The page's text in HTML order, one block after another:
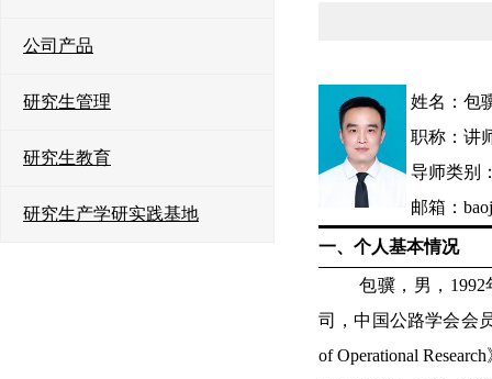
公司产品
研究生管理
研究生教育
研究生产学研实践基地
姓名： 包
职称：讲
导师类别
邮箱：
一、个人基本情况
包骥，男， 1992
司，中国公路学会会
of Operational Research